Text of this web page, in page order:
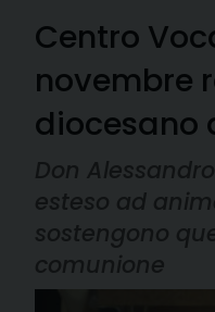
Centro
novembre
diocesano
Don
esteso ad
sostengono
comunione